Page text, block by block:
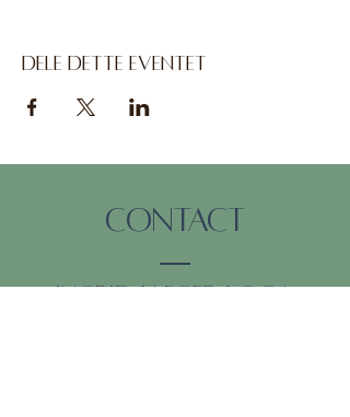
Dele dette eventet
Contact
Ingrid Jaeger Yoga